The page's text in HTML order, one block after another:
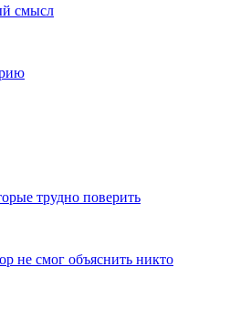
смысл
трудно поверить
не смог объяснить никто